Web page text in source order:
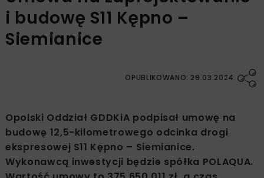
i budowę S11 Kępno –
Siemianice
OPUBLIKOWANO: 29.03.2024
Opolski Oddział GDDKiA podpisał umowę na
budowę 12,5-kilometrowego odcinka drogi
ekspresowej S11 Kępno – Siemianice.
Wykonawcą inwestycji będzie spółka POLAQUA.